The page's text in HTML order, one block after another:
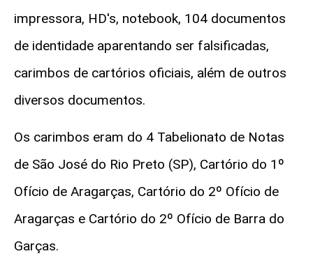
impressora, HD's, notebook, 104 documentos
de identidade aparentando ser falsificadas,
carimbos de cartórios oficiais, além de outros
diversos documentos.
Os carimbos eram do 4 Tabelionato de Notas
de São José do Rio Preto (SP), Cartório do 1º
Ofício de Aragarças, Cartório do 2º Ofício de
Aragarças e Cartório do 2º Ofício de Barra do
Garças.